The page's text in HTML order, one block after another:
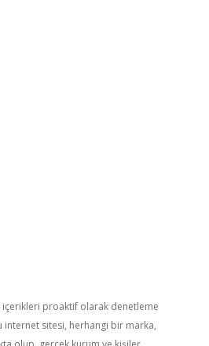
içerikleri proaktif olarak denetleme
internet sitesi, herhangi bir marka,